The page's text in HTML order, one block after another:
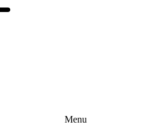
Menu